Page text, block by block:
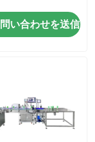
い合わせを送信